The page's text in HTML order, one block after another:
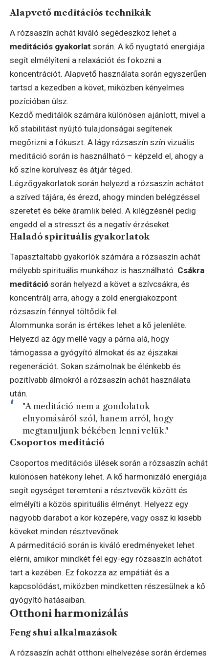
Alapvető meditációs technikák
A rózsaszín achát kiváló segédeszköz lehet a
meditációs gyakorlat során. A kő nyugtató energiája
segít elmélyíteni a relaxációt és fokozni a
koncentrációt. Alapvető használata során egyszerűen
tartsd a kezedben a követ, miközben kényelmes
pozícióban ülsz.
Kezdő meditálók számára különösen ajánlott, mivel a
kő stabilitást nyújtó tulajdonságai segítenek
megőrizni a fókuszt. A lágy rózsaszín szín vizuális
meditáció során is használható – képzeld el, ahogy a
kő színe körülvesz és átjár téged.
Légzőgyakorlatok során helyezd a rózsaszín achátot
a szíved tájára, és érezd, ahogy minden belégzéssel
szeretet és béke áramlik beléd. A kilégzésnél pedig
engedd el a stresszt és a negatív érzéseket.
Haladó spirituális gyakorlatok
Tapasztaltabb gyakorlók számára a rózsaszín achát
mélyebb spirituális munkához is használható. Csákra
meditáció során helyezd a követ a szívcsákra, és
koncentrálj arra, ahogy a zöld energiaközpont
rózsaszín fénnyel töltődik fel.
Álommunka során is értékes lehet a kő jelenléte.
Helyezd az ágy mellé vagy a párna alá, hogy
támogassa a gyógyító álmokat és az éjszakai
regenerációt. Sokan számolnak be élénkebb és
pozitívabb álmokról a rózsaszín achát használata
után.
"A meditáció nem a gondolatok
elnyomásáról szól, hanem arról, hogy
megtanuljunk békében lenni velük."
Csoportos meditáció
Csoportos meditációs ülések során a rózsaszín achát
különösen hatékony lehet. A kő harmonizáló energiája
segít egységet teremteni a résztvevők között és
elmélyíti a közös spirituális élményt. Helyezz egy
nagyobb darabot a kör közepére, vagy ossz ki kisebb
köveket minden résztvevőnek.
A pármeditáció során is kiváló eredményeket lehet
elérni, amikor mindkét fél egy-egy rózsaszín achátot
tart a kezében. Ez fokozza az empátiát és a
kapcsolódást, miközben mindketten részesülnek a kő
gyógyító hatásaiban.
Otthoni harmonizálás
Feng shui alkalmazások
A rózsaszín achát otthoni elhelyezése során érdemes